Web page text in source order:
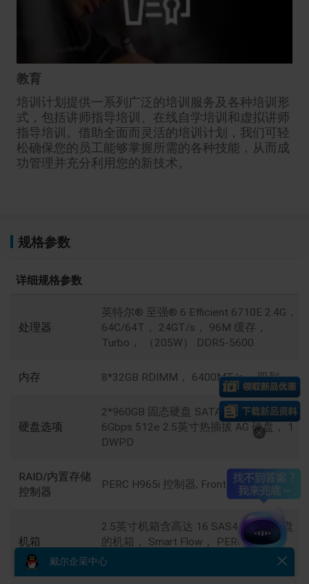
教育
培训计划提供一系列广泛的培训服务及各种培训形
式，包括讲师指导培训、在线自学培训和虚拟讲师
指导培训。借助全面而灵活的培训计划，我们可轻
松确保您的员工能够掌握所需的各种技能，从而成
功管理并充分利用您的新技术。
规格参数
详细规格参数
处理器
英特尔® 至强® 6 Efficient 6710E 2.4G，
64C/64T， 24GT/s， 96M 缓存，
Turbo， （205W） DDR5-5600
内存 8*32GB RDIMM， 6400MT/s， 双列
硬盘选项
2*960GB 固态硬盘 SATA 读取密集型
6Gbps 512e 2.5英寸热插拔 AG 硬盘， 1
DWPD
RAID/内置存储
控制器
PERC H965i 控制器, Front, DC-MHS
机箱
2.5英寸机箱含高达 16 SAS4/SATA 硬盘
的机箱， Smart Flow， PERC 12
（H965i）
戴尔企采中心